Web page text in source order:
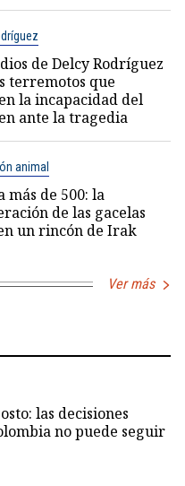
de Delcy Rodríguez
terremotos que
la incapacidad del
ante la tragedia
animal
más de 500: la
de las gacelas
un rincón de Irak
Ver más
las decisiones
no puede seguir